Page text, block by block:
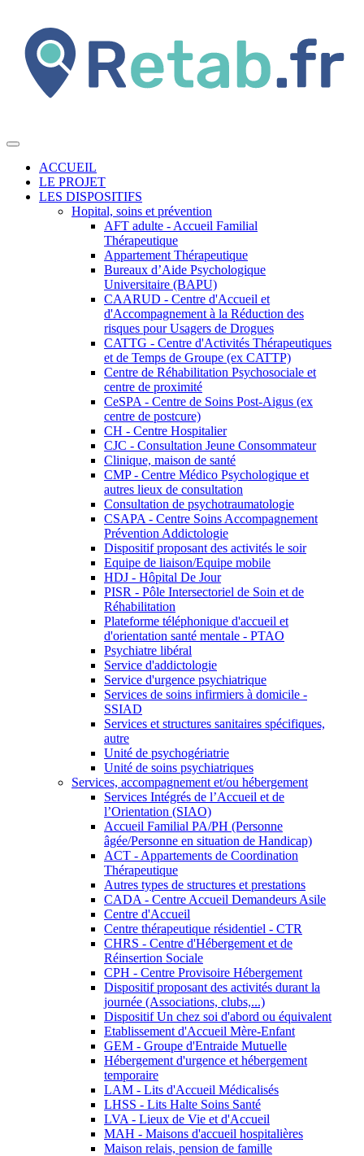
ACCUEIL
LE PROJET
LES DISPOSITIFS
Hopital, soins et prévention
AFT adulte - Accueil Familial
Thérapeutique
Appartement Thérapeutique
Bureaux d’Aide Psychologique
Universitaire (BAPU)
CAARUD - Centre d'Accueil et
d'Accompagnement à la Réduction des
risques pour Usagers de Drogues
CATTG - Centre d'Activités Thérapeutiques
et de Temps de Groupe (ex CATTP)
Centre de Réhabilitation Psychosociale et
centre de proximité
CeSPA - Centre de Soins Post-Aigus (ex
centre de postcure)
CH - Centre Hospitalier
CJC - Consultation Jeune Consommateur
Clinique, maison de santé
CMP - Centre Médico Psychologique et
autres lieux de consultation
Consultation de psychotraumatologie
CSAPA - Centre Soins Accompagnement
Prévention Addictologie
Dispositif proposant des activités le soir
Equipe de liaison/Equipe mobile
HDJ - Hôpital De Jour
PISR - Pôle Intersectoriel de Soin et de
Réhabilitation
Plateforme téléphonique d'accueil et
d'orientation santé mentale - PTAO
Psychiatre libéral
Service d'addictologie
Service d'urgence psychiatrique
Services de soins infirmiers à domicile -
SSIAD
Services et structures sanitaires spécifiques,
autre
Unité de psychogériatrie
Unité de soins psychiatriques
Services, accompagnement et/ou hébergement
Services Intégrés de l’Accueil et de
l’Orientation (SIAO)
Accueil Familial PA/PH (Personne
âgée/Personne en situation de Handicap)
ACT - Appartements de Coordination
Thérapeutique
Autres types de structures et prestations
CADA - Centre Accueil Demandeurs Asile
Centre d'Accueil
Centre thérapeutique résidentiel - CTR
CHRS - Centre d'Hébergement et de
Réinsertion Sociale
CPH - Centre Provisoire Hébergement
Dispositif proposant des activités durant la
journée (Associations, clubs,...)
Dispositif Un chez soi d'abord ou équivalent
Etablissement d'Accueil Mère-Enfant
GEM - Groupe d'Entraide Mutuelle
Hébergement d'urgence et hébergement
temporaire
LAM - Lits d'Accueil Médicalisés
LHSS - Lits Halte Soins Santé
LVA - Lieux de Vie et d'Accueil
MAH - Maisons d'accueil hospitalières
Maison relais, pension de famille